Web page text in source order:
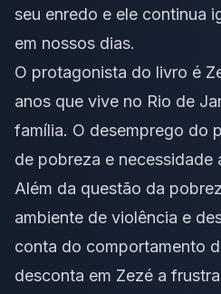
seu enredo e ele continua
em nossos dias.
O protagonista do livro é
anos que vive no Rio de
família. O desemprego do
de pobreza e necessidade
Além da questão da
ambiente de violência e
conta do comportamento
desconta em Zezé a